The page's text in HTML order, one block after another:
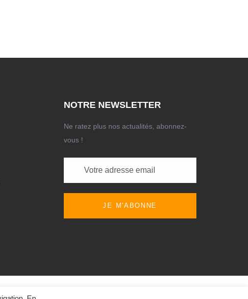
NOTRE NEWSLETTER
Ne ratez plus nos actualités, abonnez-
vous !
JE M'ABONNE
Tous droits réservés